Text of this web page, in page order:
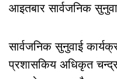
आइतबार सार्वजनिक
सार्वजनिक सुनुवाई
प्रशासकिय अधिकृत